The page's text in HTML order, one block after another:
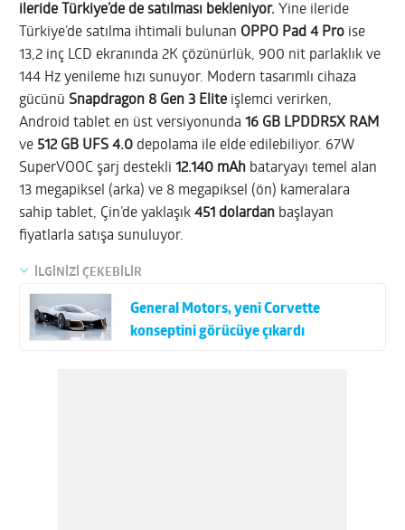
ileride Türkiye’de de satılması bekleniyor. Yine ileride
Türkiye’de satılma ihtimali bulunan OPPO Pad 4 Pro ise
13,2 inç LCD ekranında 2K çözünürlük, 900 nit parlaklık ve
144 Hz yenileme hızı sunuyor. Modern tasarımlı cihaza
gücünü Snapdragon 8 Gen 3 Elite işlemci verirken,
Android tablet en üst versiyonunda16 GB LPDDR5X RAM
ve 512 GB UFS 4.0 depolama ile elde edilebiliyor. 67W
SuperVOOC şarj destekli12.140 mAh bataryayı temel alan
13 megapiksel (arka) ve 8 megapiksel (ön) kameralara
sahip tablet, Çin’de yaklaşık451 dolardan başlayan
fiyatlarla satışa sunuluyor.
İLGİNİZİ ÇEKEBİLİR
General Motors, yeni Corvette
konseptini görücüye çıkardı